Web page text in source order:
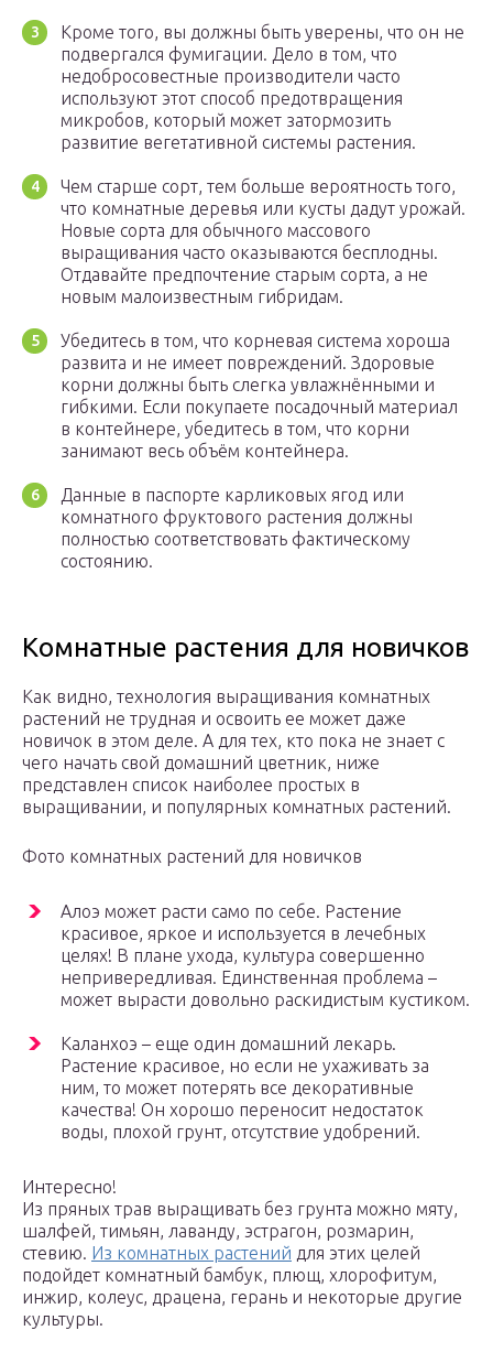
Кроме того, вы должны быть уверены, что он не
подвергался фумигации. Дело в том, что
недобросовестные производители часто
используют этот способ предотвращения
микробов, который может затормозить
развитие вегетативной системы растения.
Чем старше сорт, тем больше вероятность того,
что комнатные деревья или кусты дадут урожай.
Новые сорта для обычного массового
выращивания часто оказываются бесплодны.
Отдавайте предпочтение старым сорта, а не
новым малоизвестным гибридам.
Убедитесь в том, что корневая система хороша
развита и не имеет повреждений. Здоровые
корни должны быть слегка увлажнёнными и
гибкими. Если покупаете посадочный материал
в контейнере, убедитесь в том, что корни
занимают весь объём контейнера.
Данные в паспорте карликовых ягод или
комнатного фруктового растения должны
полностью соответствовать фактическому
состоянию.
Комнатные растения для новичков
Как видно, технология выращивания комнатных
растений не трудная и освоить ее может даже
новичок в этом деле. А для тех, кто пока не знает с
чего начать свой домашний цветник, ниже
представлен список наиболее простых в
выращивании, и популярных комнатных растений.
Фото комнатных растений для новичков
Алоэ может расти само по себе. Растение
красивое, яркое и используется в лечебных
целях! В плане ухода, культура совершенно
непривередливая. Единственная проблема –
может вырасти довольно раскидистым кустиком.
Каланхоэ – еще один домашний лекарь.
Растение красивое, но если не ухаживать за
ним, то может потерять все декоративные
качества! Он хорошо переносит недостаток
воды, плохой грунт, отсутствие удобрений.
Интересно!
Из пряных трав выращивать без грунта можно мяту,
шалфей, тимьян, лаванду, эстрагон, розмарин,
стевию. Из комнатных растений для этих целей
подойдет комнатный бамбук, плющ, хлорофитум,
инжир, колеус, драцена, герань и некоторые другие
культуры.